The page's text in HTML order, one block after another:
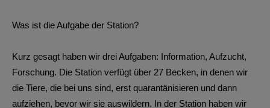
Was ist die Aufgabe der Station?
Kurz gesagt haben wir drei Aufgaben: Information, Aufzucht,
Forschung. Die Station verfügt über 27 Becken, in denen wir
die Tiere, die bei uns sind, erst quarantänisieren und dann
aufziehen, bevor wir sie auswildern. In der Station haben wir